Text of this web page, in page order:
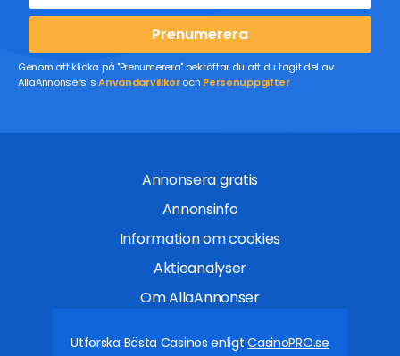
Prenumerera
Genom att klicka på "Prenumerera" bekräftar du att du tagit del av
AllaAnnonsers´sAnvändarvillkoroch Personuppgifter
Annonsera gratis
Annonsinfo
Information om cookies
Aktieanalyser
Om AllaAnnonser
Utforska Bästa Casinos enligtCasinoPRO.se